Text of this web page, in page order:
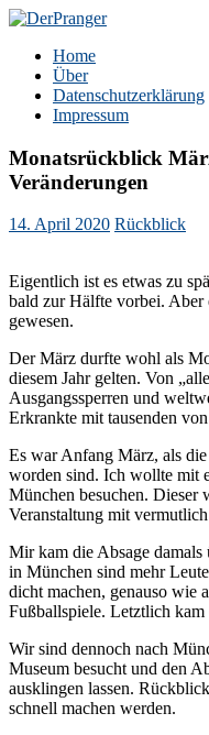
Zum
springen
DerPranger
Finanzen, Freiheit, Prangerei
Home
Über
Datenschutzerklärung
Impressum
Monatsrückblick
Veränderungen
14. April 2020 Rückblick
Eigentlich ist es etwas zu
bald zur Hälfte vorbei. Aber
gewesen.
Der März durfte wohl als
diesem Jahr gelten. Von
Ausgangssperren und
Erkrankte mit tausenden
Es war Anfang März, als die
worden sind. Ich wollte mit
München besuchen. Dieser
Veranstaltung mit
Mir kam die Absage
in München sind mehr
dicht machen, genauso wie
Fußballspiele. Letztlich kam
Wir sind dennoch nach
Museum besucht und den
ausklingen lassen.
schnell machen werden.